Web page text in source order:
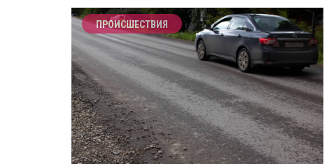
ПРОИСШЕСТВИЯ